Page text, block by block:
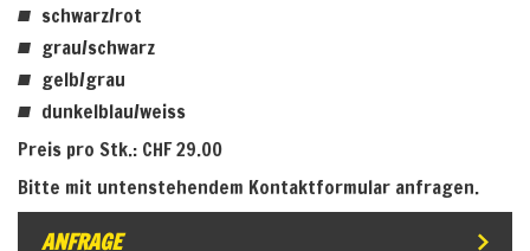
schwarz/rot
grau/schwarz
gelb/grau
dunkelblau/weiss
Preis pro Stk.: CHF 29.00
Bitte mit untenstehendem Kontaktformular anfragen.
ANFRAGE